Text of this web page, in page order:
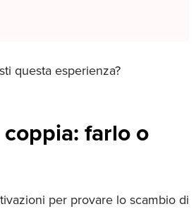
questa esperienza?
farlo o
per provare lo scambio di